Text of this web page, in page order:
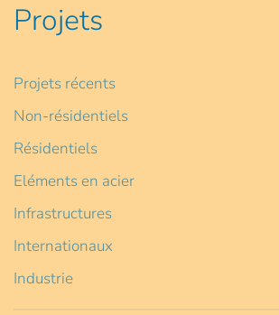
Projets
Projets récents
Non-résidentiels
Résidentiels
Eléments en acier
Infrastructures
Internationaux
Industrie